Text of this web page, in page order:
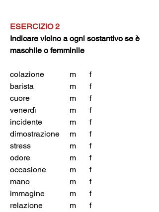
ESERCIZIO 2
Indicare vicino a ogni sostantivo se è
maschile o femminile
colazione		m	f
barista		m	f
cuore		m	f
venerdì		m	f
incidente		m	f
dimostrazione	m	f
stress		m	f
odore		m	f
occasione		m	f
mano		m	f
immagine		m	f
relazione		m	f